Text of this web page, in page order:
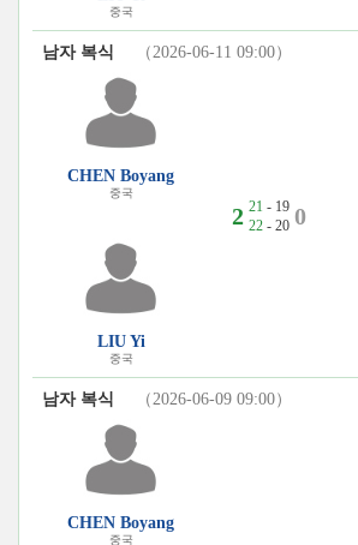
중국
남자 복식 （2026-06-11 09:00）
CHEN Boyang
중국
LIU Yi
중국
2 21 - 19
22- 20 0
남자 복식 （2026-06-09 09:00）
CHEN Boyang
중국